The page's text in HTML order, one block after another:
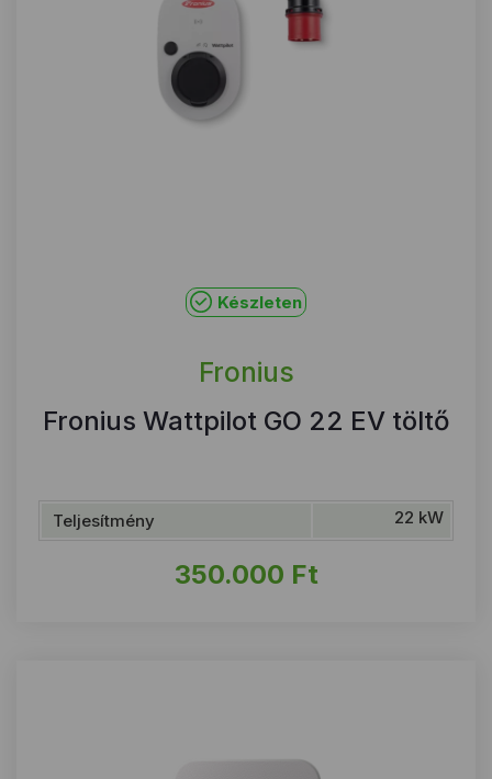
Készleten
Fronius
Fronius Wattpilot GO 22 EV töltő
Teljesítmény 22 kW
350.000 Ft